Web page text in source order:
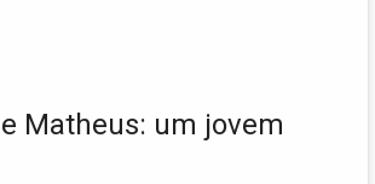
Matheus: um jovem